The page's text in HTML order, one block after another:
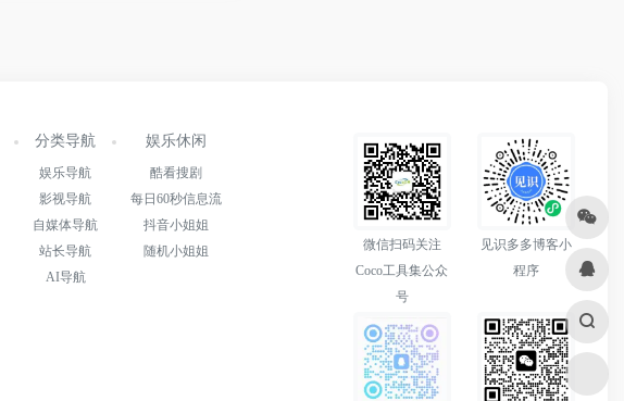
分类导航
娱乐导航
影视导航
自媒体导航
站长导航
AI导航
娱乐休闲
酷看搜剧
每日60秒信息流
抖音小姐姐
随机小姐姐
微信扫码关注
Coco工具集公众
号
见识多多博客小
程序